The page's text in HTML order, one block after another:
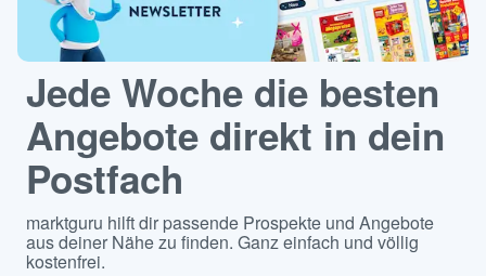
Jede Woche die besten
Angebote direkt in dein
Postfach
marktguru hilft dir passende Prospekte und Angebote
aus deiner Nähe zu finden. Ganz einfach und völlig
kostenfrei.